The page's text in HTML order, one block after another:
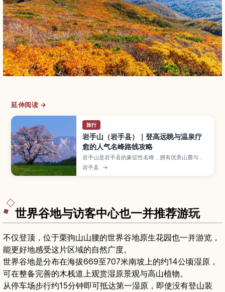
延伸阅读 →
旅行
岩手山（岩手县）｜登高远眺与温泉疗
愈的人气名峰路线攻略
岩手山是岩手县的象征性名峰，拥有优美山麓与丰
富自然步道，深受健行爱好者喜爱。本文介绍从网
张温泉、松川温泉等地出发的代表性登山路线、依
岩手县 →
世界谷地与访客中心也一并推荐游玩
不仅登顶，位于栗驹山山腰的世界谷地原生花园也一并游览，
能更好地感受这片区域的自然广度。
世界谷地是分布在海拔669至707米南坡上的约14公顷湿原，
可在整备完善的木栈道上观赏湿原景观与高山植物。
从停车场步行约15分钟即可抵达第一湿原，即使没有登山装